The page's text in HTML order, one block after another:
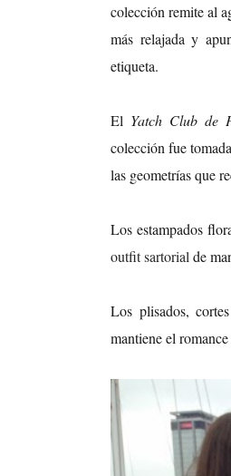
colección remite al
más relajada y
etiqueta.
El Yatch Club de
colección fue
las geometrías que
Los estampados
outfit sartorial de
Los plisados,
mantiene el